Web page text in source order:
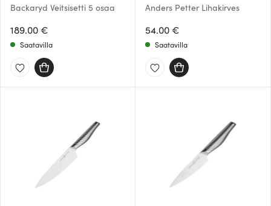
Backaryd Veitsisetti 5 osaa
189.00 €
Saatavilla
Anders Petter Lihakirves
54.00 €
Saatavilla